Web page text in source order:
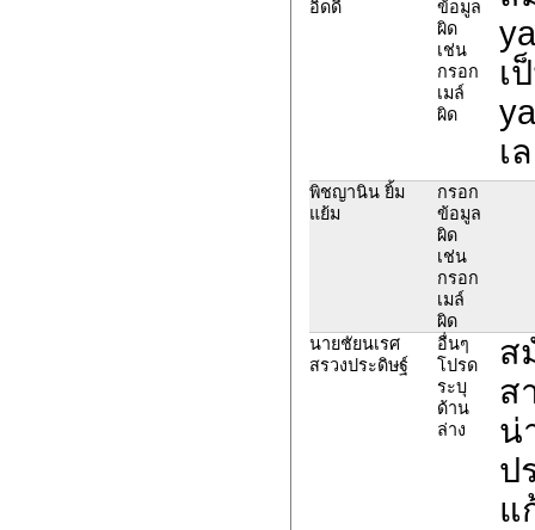
อิดดี
ข้อมูล
ผิด
เช่น
กรอก
เมล์
ผิด
เ
เ
พิชญานิน ยิ้ม
แย้ม
กรอก
ข้อมูล
ผิด
เช่น
กรอก
เมล์
ผิด
นายชัยนเรศ
สรวงประดิษฐ์
อื่นๆ
โปรด
ระบุ
ด้าน
ล่าง
ส
ส
น่
ป
แ